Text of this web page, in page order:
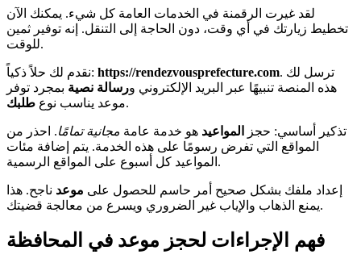
لقد غيرت الرقمنة في الخدمات العامة كل شيء. يمكنك الآن
تخطيط زيارتك في أي وقت، دون الحاجة إلى التنقل. إنه توفير ثمين
للوقت.
نقدم لك حلاً ذكياً: https://rendezvousprefecture.com. ترسل لك
هذه المنصة تنبيهًا عبر البريد الإلكتروني ورسالة نصية بمجرد توفر
موعد يناسب نوع طلبك .
تذكير أساسي: حجز المواعيد هو خدمة عامة مجانية تمامًا. احذر من
المواقع التي تفرض رسومًا على هذه الخدمة. يتم إضافة مئات
المواعيد كل أسبوع على المواقع الرسمية.
إعداد ملفك بشكل صحيح أمر حاسم للحصول على موعد ناجح. هذا
يمنع الذهاب والإياب غير الضروري ويسرع من معالجة قضيتك.
فهم الإجراءات لحجز موعد في المحافظة